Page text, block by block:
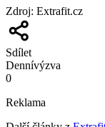
Zdroj: Extrafit.cz
Sdílet
Dennívýzva
0
Reklama